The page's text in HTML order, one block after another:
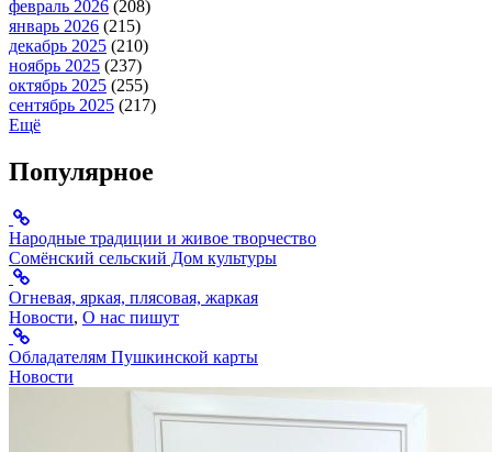
февраль 2026 (208)
январь 2026 (215)
декабрь 2025 (210)
ноябрь 2025 (237)
октябрь 2025 (255)
сентябрь 2025 (217)
Ещё
Популярное
Народные традиции и живое творчество
Сомёнский сельский Дом культуры
Огневая, яркая, плясовая, жаркая
Новости, О нас пишут
Обладателям Пушкинской карты
Новости